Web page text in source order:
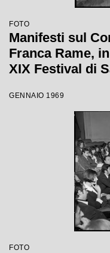
FOTO
Manifesti sul
Franca Rame,
XIX Festival di
GENNAIO 1969
FOTO